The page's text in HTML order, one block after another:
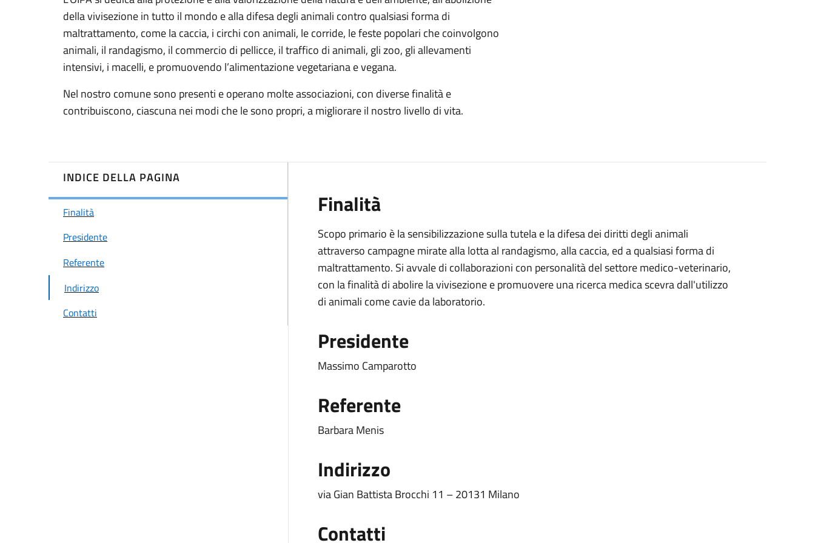
della vivisezione in tutto il mondo e alla difesa degli animali contro qualsiasi forma di
maltrattamento, come la caccia, i circhi con animali, le corride, le feste popolari che coinvolgono
animali, il randagismo, il commercio di pellicce, il traffico di animali, gli zoo, gli allevamenti
intensivi, i macelli, e promuovendo l’alimentazione vegetariana e vegana.
Nel nostro comune sono presenti e operano molte associazioni, con diverse finalità e
contribuiscono, ciascuna nei modi che le sono propri, a migliorare il nostro livello di vita.
INDICE DELLA PAGINA
Finalità
Presidente
Referente
Indirizzo
Contatti
Finalità
Scopo primario è la sensibilizzazione sulla tutela e la difesa dei diritti degli animali
attraverso campagne mirate alla lotta al randagismo, alla caccia, ed a qualsiasi forma di
maltrattamento. Si avvale di collaborazioni con personalità del settore medico-veterinario,
con la finalità di abolire la vivisezione e promuovere una ricerca medica scevra dall'utilizzo
di animali come cavie da laboratorio.
Presidente
Massimo Camparotto
Referente
Barbara Menis
Indirizzo
via Gian Battista Brocchi 11 – 20131 Milano
Contatti